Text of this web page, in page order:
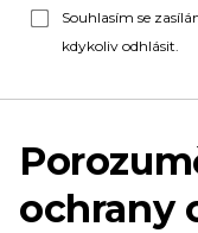
Souhlasím se
kdykoliv odhlásit.
ochrany